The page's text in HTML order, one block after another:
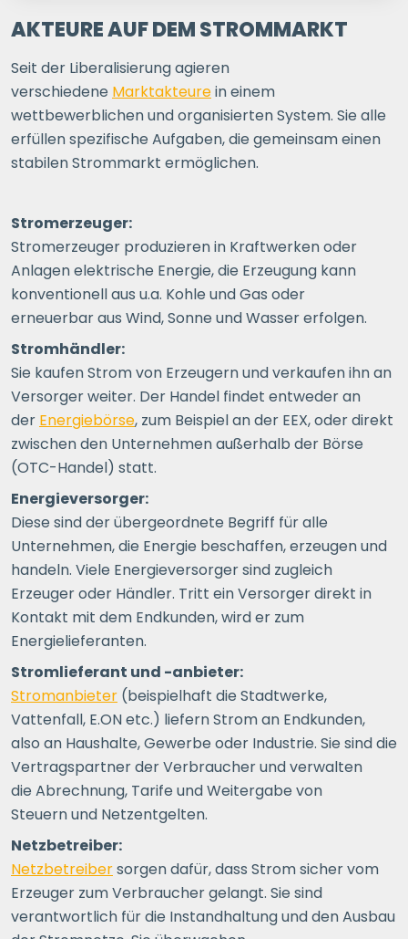
Ihre Postleitzahl
ERSPARNIS BERECHNEN
AKTEURE AUF DEM STROMMARKT
Seit der Liberalisierung agieren
verschiedene Marktakteurein einem
wettbewerblichen und organisierten System. Sie alle
erfüllen spezifische Aufgaben, die gemeinsam einen
stabilen Strommarkt ermöglichen.
Stromerzeuger:
Stromerzeuger produzieren in Kraftwerken oder
Anlagen elektrische Energie, die Erzeugung kann
konventionell aus u.a. Kohle und Gas oder
erneuerbar aus Wind, Sonne und Wasser erfolgen.
Stromhändler:
Sie kaufen Strom von Erzeugern und verkaufen ihn an
Versorger weiter. Der Handel findet entweder an
der Energiebörse, zum Beispiel an der EEX, oder direkt
zwischen den Unternehmen außerhalb der Börse
(OTC-Handel) statt.
Energieversorger:
Diese sind der übergeordnete Begriff für alle
Unternehmen, die Energie beschaffen, erzeugen und
handeln. Viele Energieversorger sind zugleich
Erzeuger oder Händler. Tritt ein Versorger direkt in
Kontakt mit dem Endkunden, wird er zum
Energielieferanten.
Stromlieferant und -anbieter:
Stromanbieter (beispielhaft die Stadtwerke,
Vattenfall, E.ON etc.) liefern Strom an Endkunden,
also an Haushalte, Gewerbe oder Industrie. Sie sind die
Vertragspartner der Verbraucher und verwalten
die Abrechnung, Tarife und Weitergabe von
Steuern und Netzentgelten.
Netzbetreiber:
Netzbetreibersorgen dafür, dass Strom sicher vom
Erzeuger zum Verbraucher gelangt. Sie sind
verantwortlich für die Instandhaltung und den Ausbau